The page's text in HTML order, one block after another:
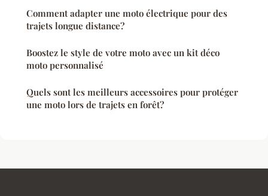
Comment adapter une moto électrique pour des
trajets longue distance?
Boostez le style de votre moto avec un kit déco
moto personnalisé
Quels sont les meilleurs accessoires pour protéger
une moto lors de trajets en forêt?